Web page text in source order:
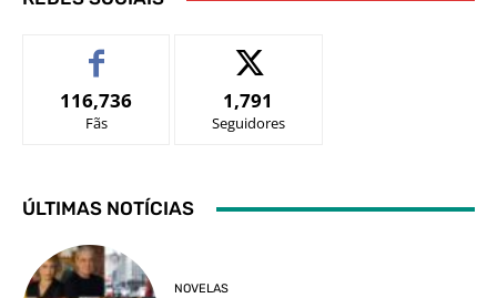
116,736
Fãs
1,791
Seguidores
ÚLTIMAS NOTÍCIAS
NOVELAS